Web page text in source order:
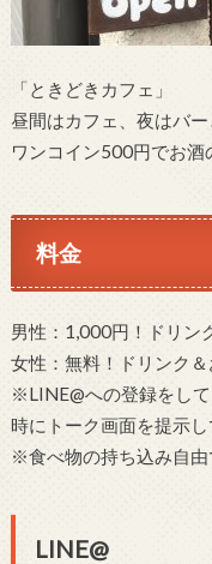
「ときどきカフェ」
昼間はカフェ、夜はバ
ワンコイン500円でお酒
料金
男性：1,000円！ドリン
女性：無料！ドリンク
※LINE@への登録をし
時にトーク画面を提示し
※食べ物の持ち込み自由
LINE@